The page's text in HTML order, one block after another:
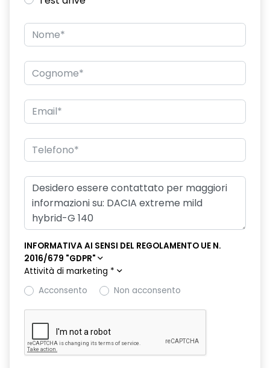
Emergency call soggetto alla disponibilità di rete
compatibile 2G/3G o 4G/5G in base al veicolo
Freno di stazionamento elettrico
HARM07
Keyless entry
Kit gonfiaggio pneumatici
Nuovo Media Nav Live navigazione connessa con traffico in
Panchetta ribaltabile 40/20/40 con funzione Easy Fold
60/40
Pneumatici estivi
Retrovisori esterni in tinta rame
pulsante di controllo
Riconoscimento dei segnali stradali con avviso del
superamento del limite di velocità ISA
INFORMATIVA AI SENSI DEL REGOLAMENTO UE N.
2016/679 "GDPR"
Attività di marketing *
Acconsento
Non acconsento